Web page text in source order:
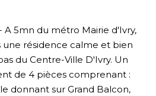
A 5mn du métro Mairie d'Ivry,
une résidence calme et bien
du Centre-Ville D'Ivry. Un
de 4 pièces comprenant :
donnant sur Grand Balcon,